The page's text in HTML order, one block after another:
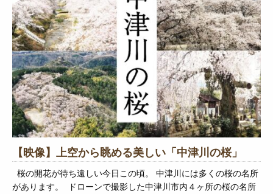
【映像】上空から眺める美しい「中津川の桜」
桜の開花が待ち遠しい今日この頃。 中津川には多くの桜の名所
があります。 ⁡ ドローンで撮影した中津川市内４ヶ所の桜の名所